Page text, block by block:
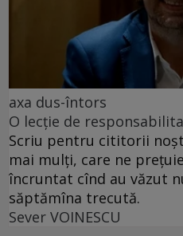
axa dus-întors
O lecție de
Scriu pentru cititorii
mai mulți, care ne
încruntat cînd au văzut
săptămîna trecută.
Sever VOINESCU